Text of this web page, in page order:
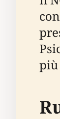
più